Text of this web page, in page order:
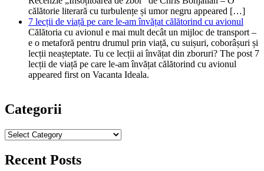
călătorie literară cu turbulențe și umor negru appeared […]
7 lecții de viață pe care le-am învățat călătorind cu avionul
Călătoria cu avionul e mai mult decât un mijloc de transport –
e o metaforă pentru drumul prin viață, cu suișuri, coborâșuri și
lecții neașteptate. Tu ce lecții ai învățat din zboruri? The post 7
lecții de viață pe care le-am învățat călătorind cu avionul
appeared first on Vacanta Ideala.
Categorii
Categorii
Recent Posts